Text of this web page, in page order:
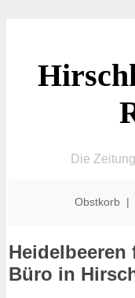
Die
Obstkorb |
Heidelbeeren
Büro in